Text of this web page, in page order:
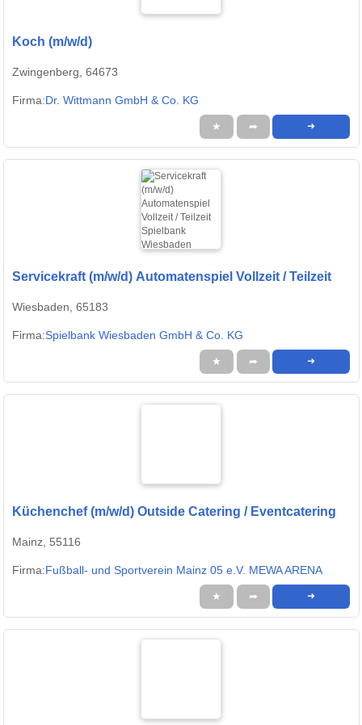
Koch (m/w/d)
Zwingenberg, 64673
Firma:Dr. Wittmann GmbH & Co. KG
★ ➦ ➜
Servicekraft (m/w/d) Automatenspiel Vollzeit / Teilzeit
Wiesbaden, 65183
Firma:Spielbank Wiesbaden GmbH & Co. KG
★ ➦ ➜
Küchenchef (m/w/d) Outside Catering / Eventcatering
Mainz, 55116
Firma:Fußball- und Sportverein Mainz 05 e.V. MEWA ARENA
★ ➦ ➜